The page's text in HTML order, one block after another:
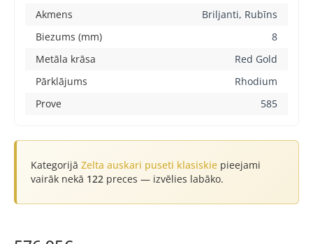
Akmens
Briljanti, Rubīns
Biezums (mm)
8
Metāla krāsa
Red Gold
Pārklājums
Rhodium
Prove
585
Kategorijā Zelta auskari puseti klasiskie pieejami
vairāk nekā 122 preces — izvēlies labāko.